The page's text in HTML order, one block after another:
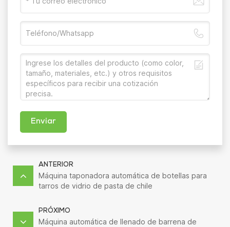
Enviar
ANTERIOR
Máquina taponadora automática de botellas para
tarros de vidrio de pasta de chile
PRÓXIMO
Máquina automática de llenado de barrena de